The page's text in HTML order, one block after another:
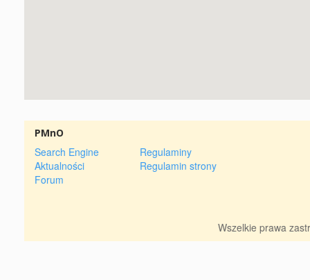
PMnO
Search Engine
Aktualności
Forum
Regulaminy
Regulamin strony
Wszelkie prawa